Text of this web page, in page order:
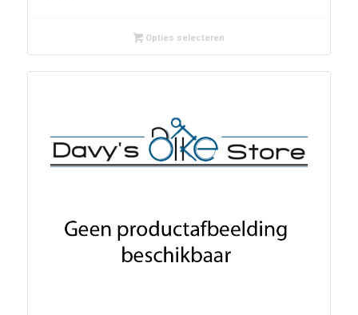
Opties selecteren